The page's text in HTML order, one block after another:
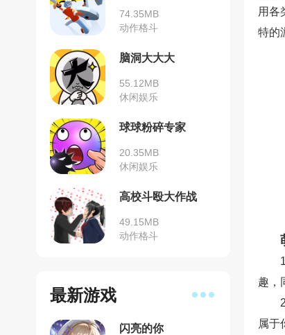
74.35MB
动作格斗
脑洞大大大
55.12MB
休闲娱乐
球球粉碎专家
20.35MB
休闲娱乐
高校斗殴大作战
49.15MB
动作格斗
最新游戏
闪亮的你
用各
特的
趣，
属于